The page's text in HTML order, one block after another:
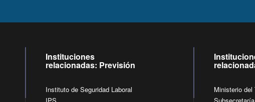
Instituciones
relacionadas: Previsión
Instituto de Seguridad Laboral
IPS
Ministerio